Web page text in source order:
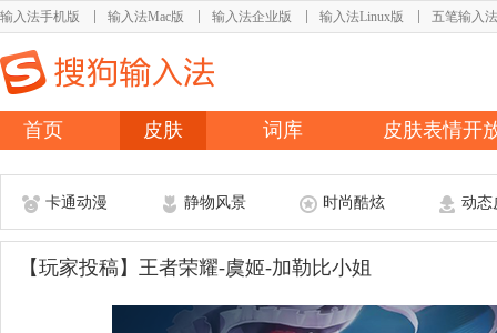
输入法手机版 输入法Mac版 输入法企业版 输入法Linux版 五笔输入法
首页 皮肤 词库 皮肤表情开
卡通动漫 静物风景 时尚酷炫 动态
【玩家投稿】王者荣耀-虞姬-加勒比小姐